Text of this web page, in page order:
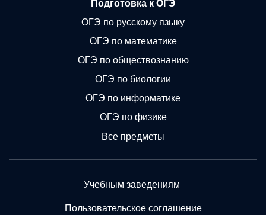
Подготовка к ОГЭ
ОГЭ по русскому языку
ОГЭ по математике
ОГЭ по обществознанию
ОГЭ по биологии
ОГЭ по информатике
ОГЭ по физике
Все предметы
Учебным заведениям
Пользовательское соглашение